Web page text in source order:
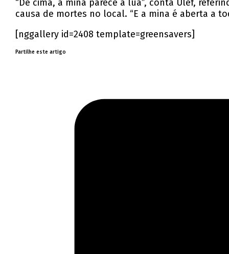
“De cima, a mina parece a lua”, conta Ulef,
causa de mortes no local. “E a mina é aberta a
[nggallery id=2408 template=greensavers]
Partilhe este artigo